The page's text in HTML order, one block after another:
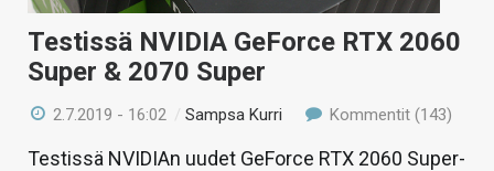
HAKU
Testissä NVIDIA GeForce RTX 2060
Super & 2070 Super
2.7.2019 - 16:02 /Sampsa Kurri Kommentit (143)
Testissä NVIDIAn uudet GeForce RTX 2060 Super-